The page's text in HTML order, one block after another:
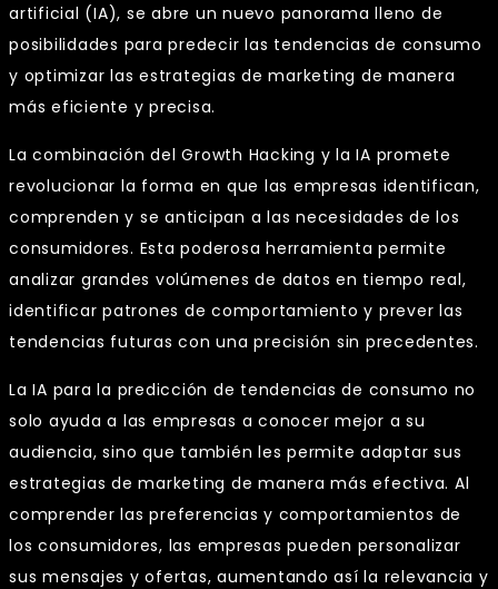
artificial (IA), se abre un nuevo panorama lleno de
posibilidades para predecir las tendencias de consumo
y optimizar las estrategias de marketing de manera
más eficiente y precisa.
La combinación del Growth Hacking y la IA promete
revolucionar la forma en que las empresas identifican,
comprenden y se anticipan a las necesidades de los
consumidores. Esta poderosa herramienta permite
analizar grandes volúmenes de datos en tiempo real,
identificar patrones de comportamiento y prever las
tendencias futuras con una precisión sin precedentes.
La IA para la predicción de tendencias de consumo no
solo ayuda a las empresas a conocer mejor a su
audiencia, sino que también les permite adaptar sus
estrategias de marketing de manera más efectiva. Al
comprender las preferencias y comportamientos de
los consumidores, las empresas pueden personalizar
sus mensajes y ofertas, aumentando así la relevancia y